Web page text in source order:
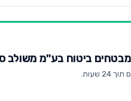
מבטחים ביטוח בע"מ
שעות.